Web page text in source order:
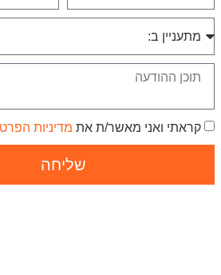
קראתי ואני מאשר/ת את מדיניות
שליחה